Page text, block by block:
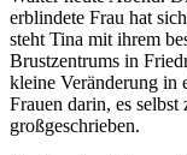
erblindete Frau hat
steht Tina mit ihrem
Brustzentrums in
kleine Veränderung in
Frauen darin, es
großgeschrieben.